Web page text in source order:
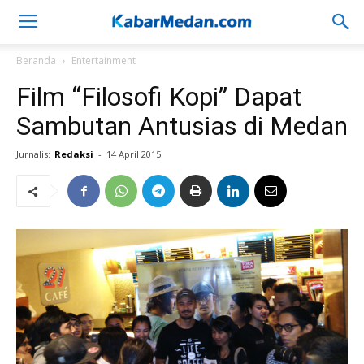
Beranda Entertainment
Film “Filosofi Kopi” Dapat
Sambutan Antusias di Medan
Jurnalis: Redaksi - 14 April 2015